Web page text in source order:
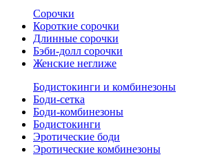
Сорочки
Короткие сорочки
Длинные сорочки
Бэби-долл сорочки
Женские неглиже
Бодистокинги и комбинезоны
Боди-сетка
Боди-комбинезоны
Бодистокинги
Эротические боди
Эротические комбинезоны